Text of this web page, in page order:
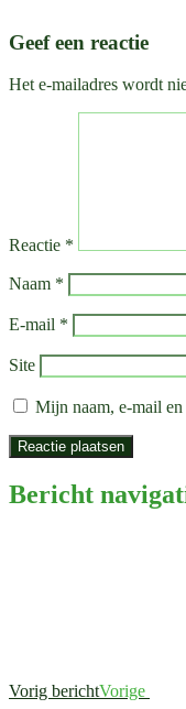
Geef een reactie
Het e-mailadres wordt
Reactie *
Naam *
E-mail *
Site
Mijn naam, e-mail en
Bericht
Vorig berichtVorige